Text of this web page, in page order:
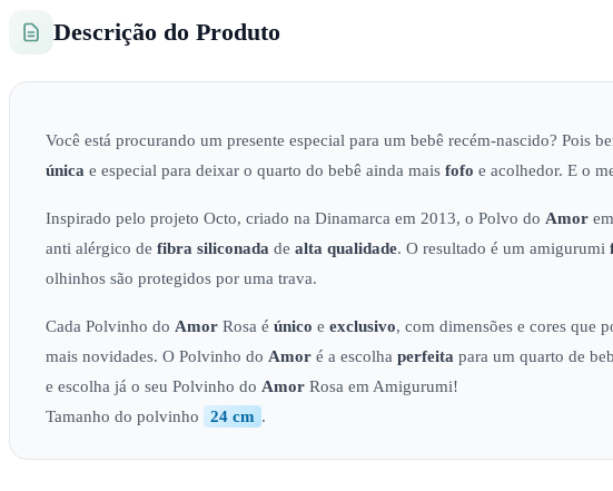
Descrição do Produto
Você está procurando um presente especial para um bebê recém-nascido? Pois
única e especial para deixar o quarto do bebê ainda mais fofo e acolhedor. E o
Inspirado pelo projeto Octo, criado na Dinamarca em 2013, o Polvo do Amor
anti alérgico de fibra siliconada de alta qualidade. O resultado é um amigurumi
olhinhos são protegidos por uma trava.
Cada Polvinho do Amor Rosa é único e exclusivo, com dimensões e cores que
mais novidades. O Polvinho do Amor é a escolha perfeita para um quarto de
e escolha já o seu Polvinho do Amor Rosa em Amigurumi!
Tamanho do polvinho
24 cm .